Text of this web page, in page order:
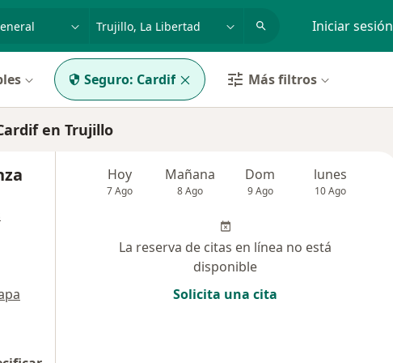
Iniciar sesión
Seguro: Cardif Más filtros
en Trujillo
Hoy
7 Ago
Mañana
8 Ago
Dom
9 Ago
lunes
10 Ago
La reserva de citas en línea no está
disponible
Solicita una cita